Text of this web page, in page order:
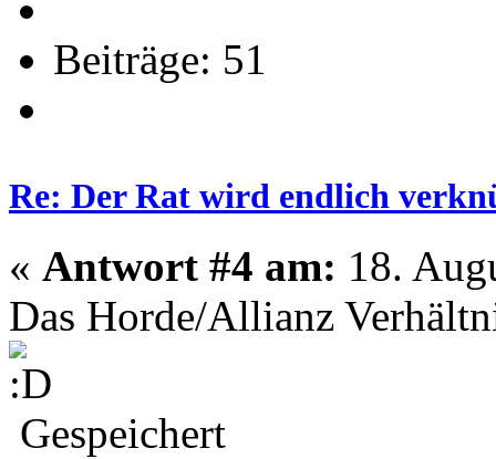
Beiträge: 51
Re: Der Rat wird endlich
« Antwort #4 am: 18.
Das Horde/Allianz
Gespeichert